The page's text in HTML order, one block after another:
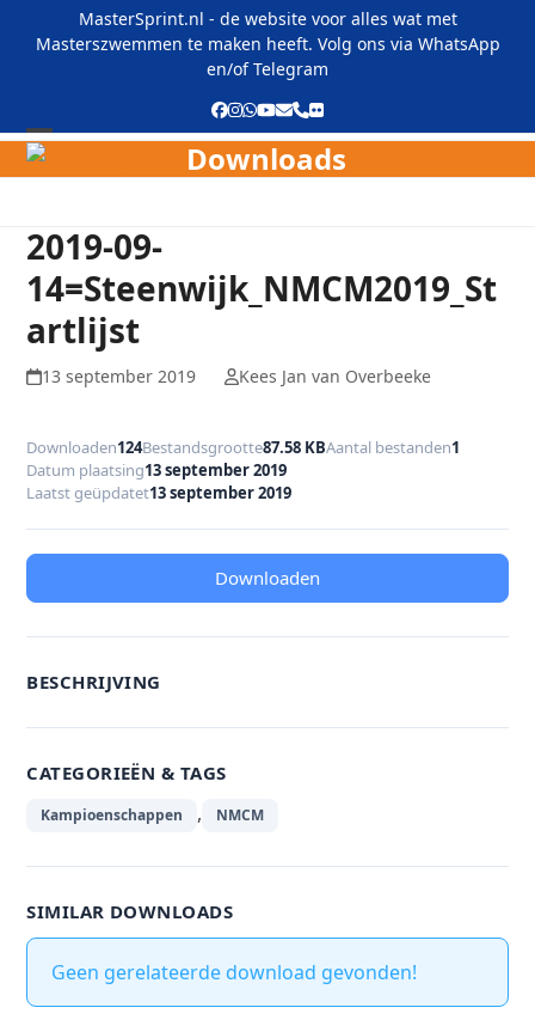
MasterSprint.nl - de website voor alles wat met
Masterszwemmen te maken heeft. Volg ons via WhatsApp
en/ofTelegram
Facebook
Instagram
Whatsapp
YouTube
E-
mail
Phone
Flickr
Open
menu
Close
menu
Downloads
2019-09-
14=Steenwijk_NMCM2019_St
artlijst
13 september 2019 Kees Jan van Overbeeke
Downloaden124Bestandsgrootte87.58 KBAantal bestanden1
Datum plaatsing13 september 2019
Laatst geüpdatet13 september 2019
Downloaden
BESCHRIJVING
CATEGORIEËN & TAGS
Kampioenschappen , NMCM
SIMILAR DOWNLOADS
Geen gerelateerde download gevonden!